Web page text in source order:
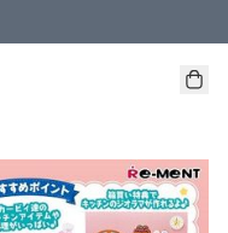
地送貨、本地取貨 )